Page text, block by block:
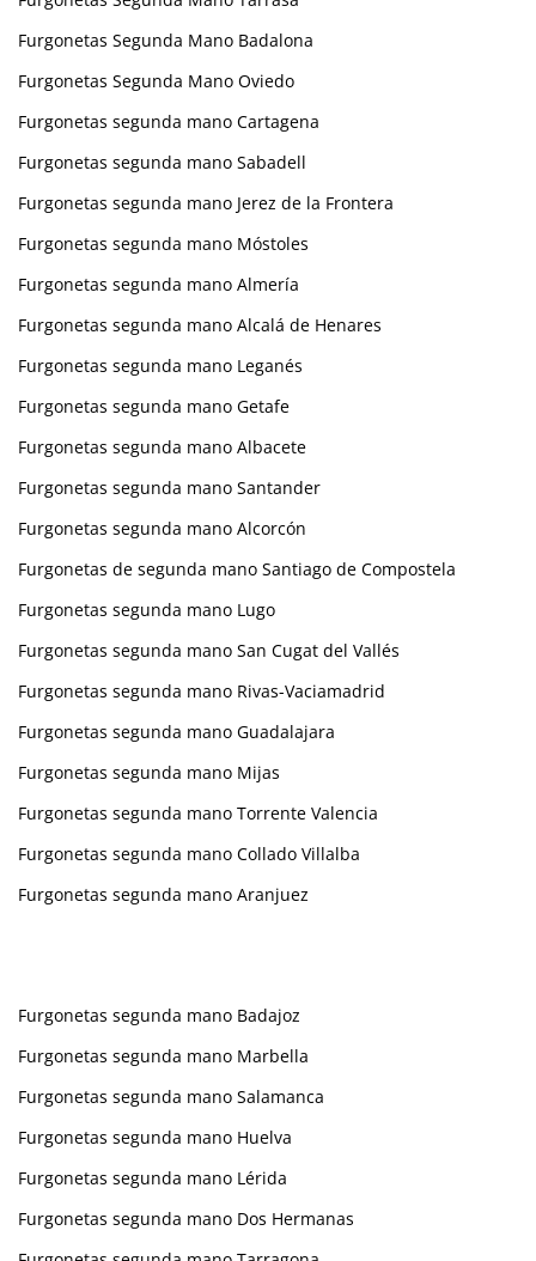
Furgonetas Segunda Mano Badalona
Furgonetas Segunda Mano Oviedo
Furgonetas segunda mano Cartagena
Furgonetas segunda mano Sabadell
Furgonetas segunda mano Jerez de la Frontera
Furgonetas segunda mano Móstoles
Furgonetas segunda mano Almería
Furgonetas segunda mano Alcalá de Henares
Furgonetas segunda mano Leganés
Furgonetas segunda mano Getafe
Furgonetas segunda mano Albacete
Furgonetas segunda mano Santander
Furgonetas segunda mano Alcorcón
Furgonetas de segunda mano Santiago de Compostela
Furgonetas segunda mano Lugo
Furgonetas segunda mano San Cugat del Vallés
Furgonetas segunda mano Rivas-Vaciamadrid
Furgonetas segunda mano Guadalajara
Furgonetas segunda mano Mijas
Furgonetas segunda mano Torrente Valencia
Furgonetas segunda mano Collado Villalba
Furgonetas segunda mano Aranjuez
Furgonetas segunda mano Badajoz
Furgonetas segunda mano Marbella
Furgonetas segunda mano Salamanca
Furgonetas segunda mano Huelva
Furgonetas segunda mano Lérida
Furgonetas segunda mano Dos Hermanas